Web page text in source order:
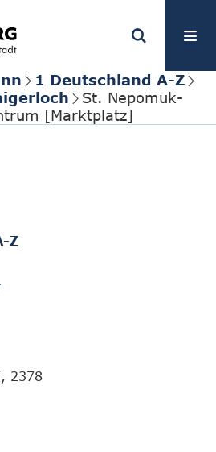
1 Deutschland A-Z
St. Nepomuk-
[Marktplatz]
Z
2378